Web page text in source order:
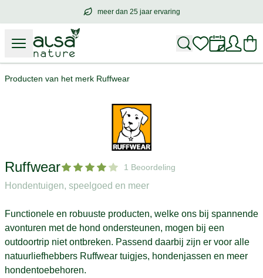
meer dan 25 jaar ervaring
meer dan25 jaar ervaring
Producten van het merk Ruffwear
Ruffwear 1 Beoordeling
Hondentuigen, speelgoed en meer
Functionele en robuuste producten, welke ons bij spannende
avonturen met de hond ondersteunen, mogen bij een
outdoortrip niet ontbreken. Passend daarbij zijn er voor alle
natuurliefhebbers Ruffwear tuigjes, hondenjassen en meer
hondentoebehoren.